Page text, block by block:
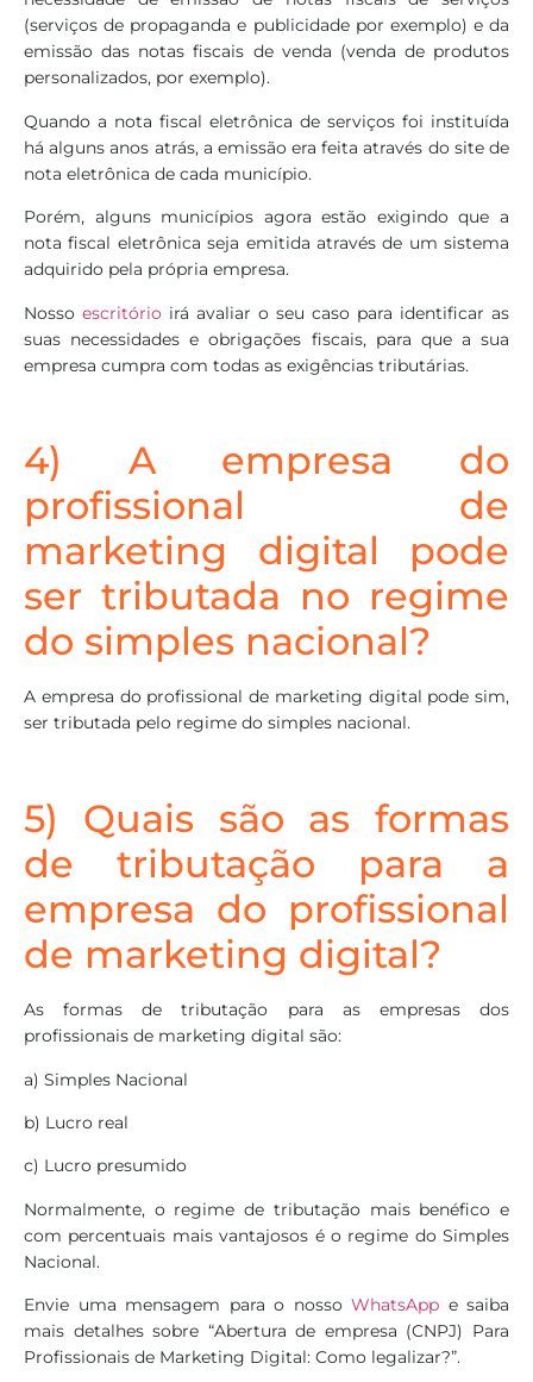
(serviços de propaganda e publicidade por exemplo) e da
emissão das notas fiscais de venda (venda de produtos
personalizados, por exemplo).
Quando a nota fiscal eletrônica de serviços foi instituída
há alguns anos atrás, a emissão era feita através do site de
nota eletrônica de cada município.
Porém, alguns municípios agora estão exigindo que a
nota fiscal eletrônica seja emitida através de um sistema
adquirido pela própria empresa.
Nosso escritório irá avaliar o seu caso para identificar as
suas necessidades e obrigações fiscais, para que a sua
empresa cumpra com todas as exigências tributárias.
4) A empresa do
profissional de
marketing digital pode
ser tributada no regime
do simples nacional?
A empresa do profissional de marketing digital pode sim,
ser tributada pelo regime do simples nacional.
5) Quais são as formas
de tributação para a
empresa do profissional
de marketing digital?
As formas de tributação para as empresas dos
profissionais de marketing digital são:
a) Simples Nacional
b) Lucro real
c) Lucro presumido
Normalmente, o regime de tributação mais benéfico e
com percentuais mais vantajosos é o regime do Simples
Nacional.
Envie uma mensagem para o nosso WhatsApp e saiba
mais detalhes sobre “Abertura de empresa (CNPJ) Para
Profissionais de Marketing Digital: Como legalizar?”.